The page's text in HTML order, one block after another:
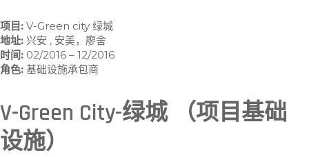
项目: V-Green city 绿城
地址: 兴安 , 安美，廖舍
时间: 02/2016 – 12/2016
角色: 基础设施承包商
V-Green City-绿城 （项目基础
设施）